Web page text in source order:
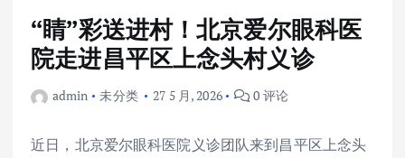
“睛”彩送进村！北京爱尔眼科医
院走进昌平区上念头村义诊
admin 未分类 27 5 月, 2026 0 评论
近日，北京爱尔眼科医院义诊团队来到昌平区上念头